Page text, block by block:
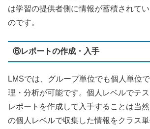
は学習の提供者側に情報が蓄積されて
のです。
⑥レポートの作成・入手
LMSでは、グループ単位でも個人単位
理・分析が可能です。個人レベルでテ
レポートを作成して入手することは当
の個人レベルで収集した情報をクラス